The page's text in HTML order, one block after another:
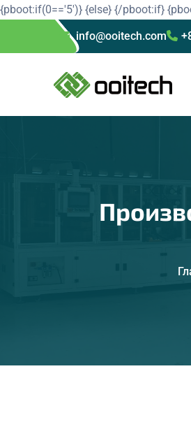
{pboot:if(0=='5')} {else} {/pboot:if}
info@ooitech.com